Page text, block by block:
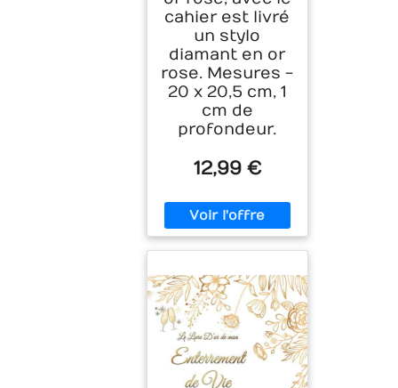
cahier est livré
un stylo
diamant en or
rose. Mesures -
20 x 20,5 cm, 1
cm de
profondeur.
12,99 €